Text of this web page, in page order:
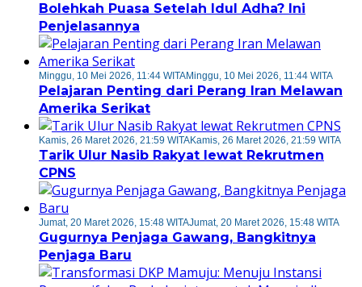
Bolehkah Puasa Setelah Idul Adha? Ini
Penjelasannya
Minggu, 10 Mei 2026, 11:44 WITAMinggu, 10 Mei 2026, 11:44 WITA
Pelajaran Penting dari Perang Iran Melawan
Amerika Serikat
Kamis, 26 Maret 2026, 21:59 WITAKamis, 26 Maret 2026, 21:59 WITA
Tarik Ulur Nasib Rakyat lewat Rekrutmen
CPNS
Jumat, 20 Maret 2026, 15:48 WITAJumat, 20 Maret 2026, 15:48 WITA
Gugurnya Penjaga Gawang, Bangkitnya
Penjaga Baru